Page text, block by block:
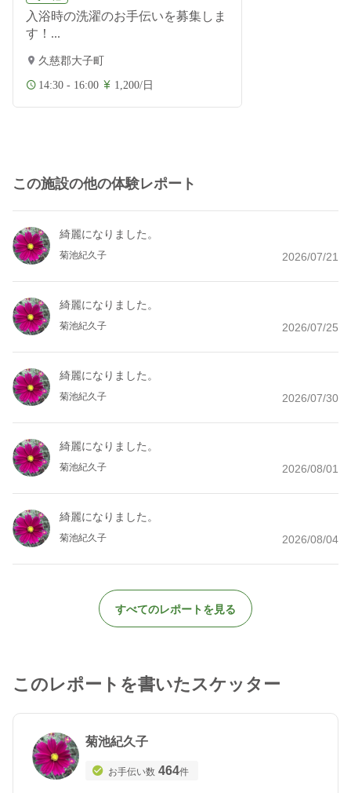
入浴時の洗濯のお手伝いを募集しま
す！...
久慈郡大子町
14:30 - 16:00 1,200/日
この施設の他の体験レポート
綺麗になりました。
菊池紀久子 2026/07/21
綺麗になりました。
菊池紀久子 2026/07/25
綺麗になりました。
菊池紀久子 2026/07/30
綺麗になりました。
菊池紀久子 2026/08/01
綺麗になりました。
菊池紀久子 2026/08/04
すべてのレポートを見る
このレポートを書いたスケッター
菊池紀久子
お手伝い数 464件